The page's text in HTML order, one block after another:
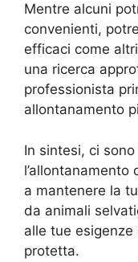
Mentre alcuni
convenienti,
efficaci come
una ricerca
professionista
allontanamento
In sintesi, ci
a mantenere la
da animali
alle tue
protetta.